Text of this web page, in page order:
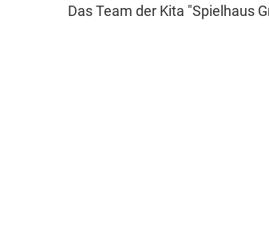
Das Team der Kita "Spielhaus